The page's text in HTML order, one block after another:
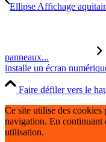
Ellipse Affichage
panneaux...
installe un écran
Faire défiler vers le
Ce site utilise des
navigation. En continuant
utilisation.